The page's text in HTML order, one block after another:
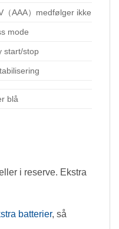
（AAA）medfølger ikke
mode
start/stop
blå
i reserve. Ekstra
batterier, så